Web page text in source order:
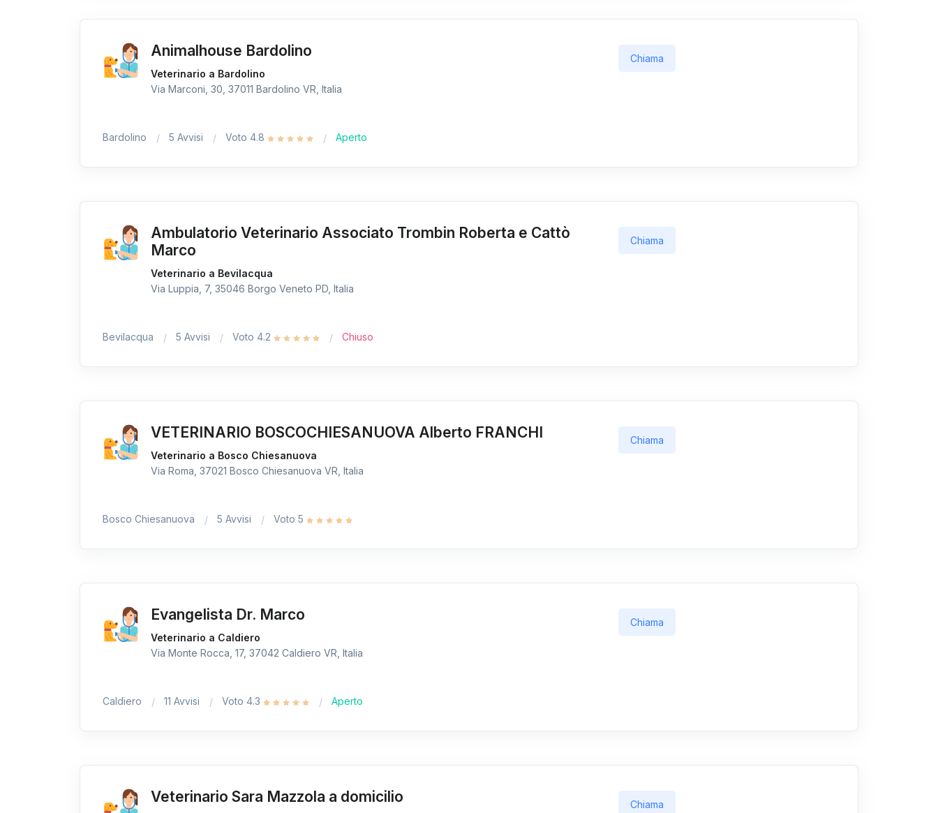
Animalhouse Bardolino
Veterinario a Bardolino
Via Marconi, 30, 37011 Bardolino VR, Italia
Chiama
Bardolino 5 Avvisi Voto 4.8 Aperto
Ambulatorio Veterinario Associato Trombin Roberta e Cattò
Marco
Veterinario a Bevilacqua
Via Luppia, 7, 35046 Borgo Veneto PD, Italia
Chiama
Bevilacqua 5 Avvisi Voto 4.2 Chiuso
VETERINARIO BOSCOCHIESANUOVA Alberto FRANCHI
Veterinario a Bosco Chiesanuova
Via Roma, 37021 Bosco Chiesanuova VR, Italia
Chiama
Bosco Chiesanuova 5 Avvisi Voto 5
Evangelista Dr. Marco
Veterinario a Caldiero
Via Monte Rocca, 17, 37042 Caldiero VR, Italia
Chiama
Caldiero 11 Avvisi Voto 4.3 Aperto
Veterinario Sara Mazzola a domicilio Chiama